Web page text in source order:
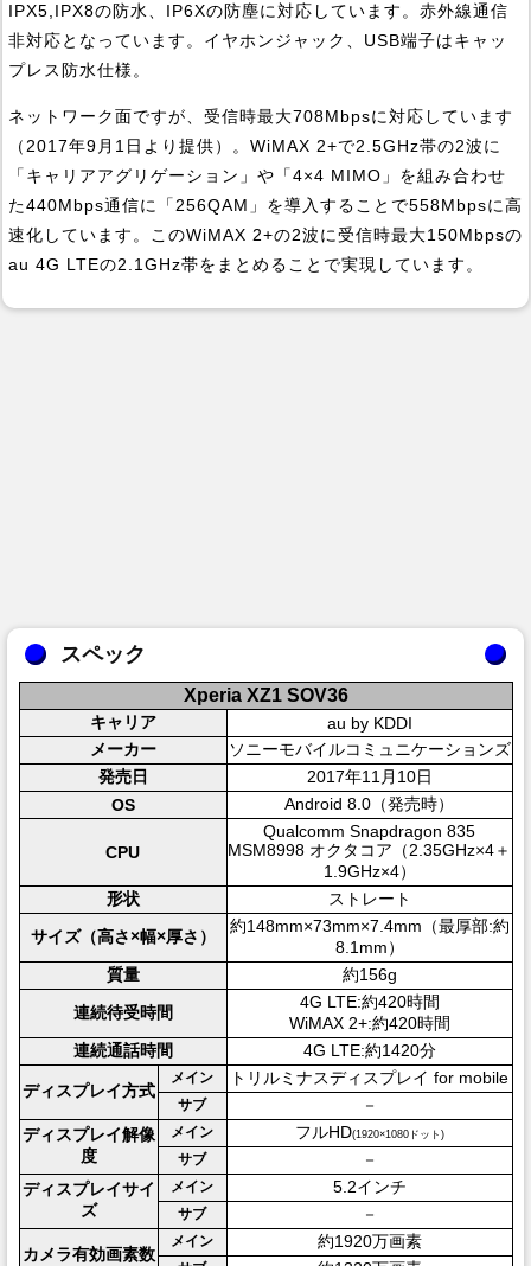
IPX5,IPX8の防水、IP6Xの防塵に対応しています。赤外線通信
非対応となっています。イヤホンジャック、USB端子はキャッ
プレス防水仕様。
ネットワーク面ですが、受信時最大708Mbpsに対応しています
（2017年9月1日より提供）。WiMAX 2+で2.5GHz帯の2波に
「キャリアアグリゲーション」や「4×4 MIMO」を組み合わせ
た440Mbps通信に「256QAM」を導入することで558Mbpsに高
速化しています。このWiMAX 2+の2波に受信時最大150Mbpsの
au 4G LTEの2.1GHz帯をまとめることで実現しています。
スペック
Xperia XZ1 SOV36
キャリア
au by KDDI
メーカー
ソニーモバイルコミュニケーションズ
発売日
2017年11月10日
OS
Android 8.0（発売時）
CPU
Qualcomm Snapdragon 835
MSM8998 オクタコア（2.35GHz×4＋
1.9GHz×4）
形状
ストレート
サイズ（高さ×幅×厚さ）
約148mm×73mm×7.4mm（最厚部:約
8.1mm）
質量
約156g
連続待受時間
4G LTE:約420時間
WiMAX 2+:約420時間
連続通話時間
4G LTE:約1420分
ディスプレイ方式
メイン トリルミナスディスプレイ for mobile
サブ
－
ディスプレイ解像
度
メイン フルHD(1920×1080ドット)
サブ
－
ディスプレイサイ
ズ
メイン 5.2インチ
サブ －
カメラ有効画素数
メイン 約1920万画素